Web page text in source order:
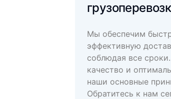
Мы обеспечим
эффективную
соблюдая все
качество и
наши основные
Обратитесь к нам